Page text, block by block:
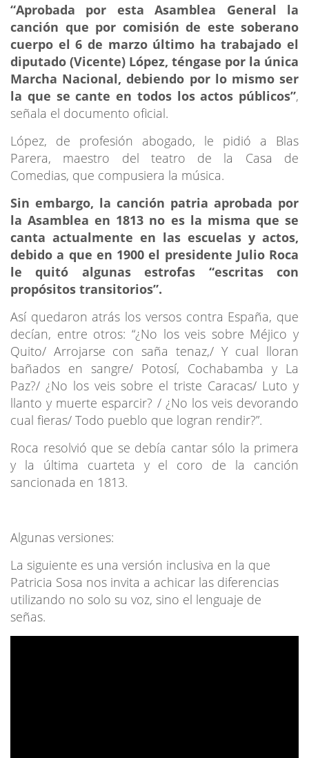
“Aprobada por esta Asamblea General la
canción que por comisión de este soberano
cuerpo el 6 de marzo último ha trabajado el
diputado (Vicente) López, téngase por la única
Marcha Nacional, debiendo por lo mismo ser
la que se cante en todos los actos públicos”,
señala el documento oficial.
López, de profesión abogado, le pidió a Blas
Parera, maestro del teatro de la Casa de
Comedias, que compusiera la música.
Sin embargo, la canción patria aprobada por
la Asamblea en 1813 no es la misma que se
canta actualmente en las escuelas y actos,
debido a que en 1900 el presidente Julio Roca
le quitó algunas estrofas “escritas con
propósitos transitorios”.
Así quedaron atrás los versos contra España, que
decían, entre otros: “¿No los veis sobre Méjico y
Quito/ Arrojarse con saña tenaz,/ Y cual lloran
bañados en sangre/ Potosí, Cochabamba y La
Paz?/ ¿No los veis sobre el triste Caracas/ Luto y
llanto y muerte esparcir? / ¿No los veis devorando
cual fieras/ Todo pueblo que logran rendir?”.
Roca resolvió que se debía cantar sólo la primera
y la última cuarteta y el coro de la canción
sancionada en 1813.
Algunas versiones:
La siguiente es una versión inclusiva en la que
Patricia Sosa nos invita a achicar las diferencias
utilizando no solo su voz, sino el lenguaje de
señas.